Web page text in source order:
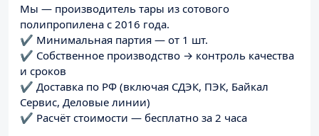
Мы — производитель тары из сотового
полипропилена с 2016 года.
✔ Минимальная партия — от 1 шт.
✔ Собственное производство → контроль качества
и сроков
✔ Доставка по РФ (включая СДЭК, ПЭК, Байкал
Сервис, Деловые линии)
✔ Расчёт стоимости — бесплатно за 2 часа